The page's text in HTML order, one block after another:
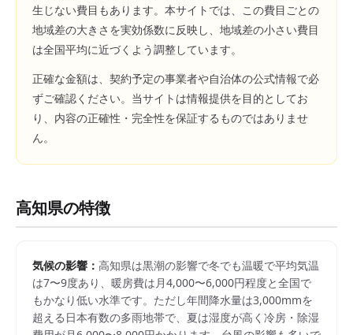
生じない費目もあります。本サイトでは、この費目ごとの
地域差の大きさを実効係数に反映し、地域差の小さい費目
は全国平均に近づくよう調整しています。
正確な金額は、契約予定の事業者や自治体の公式情報で必
ずご確認ください。当サイトは情報提供を目的としてお
り、内容の正確性・完全性を保証するものではありませ
ん。
高知県の特徴
気候の影響： 高知県は黒潮の影響で冬でも温暖で平均気温
は7〜9度あり、暖房費は月4,000〜6,000円程度と全国で
もかなり低い水準です。ただし年間降水量は3,000mmを
超える日本有数の多雨地帯で、夏は湿度が高く冷房・除湿